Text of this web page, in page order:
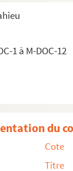
1 à M-DOC-12
les vieillards
les vieillards
l'œuvre des
l'œuvre des
du
Cote
Titre